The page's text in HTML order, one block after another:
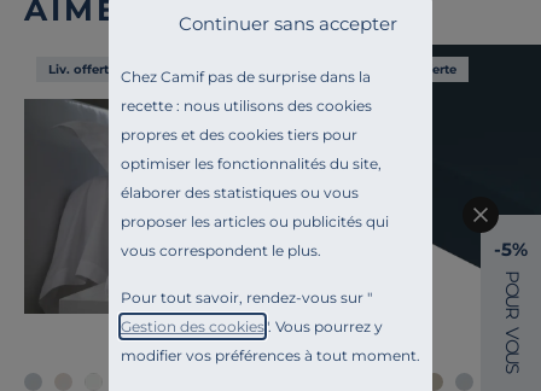
Chez Camif pas de surprise dans la
recette : nous utilisons des cookies
propres et des cookies tiers pour
optimiser les fonctionnalités du site,
élaborer des statistiques ou vous
proposer les articles ou publicités qui
vous correspondent le plus.
Pour tout savoir, rendez-vous sur "
Gestion des cookies". Vous pourrez y
modifier vos préférences à tout moment.
Continuer sans accepter
AIMÉ
Liv. offerte Liv. offerte
-5%
P
O
U
R
V
O
U
S